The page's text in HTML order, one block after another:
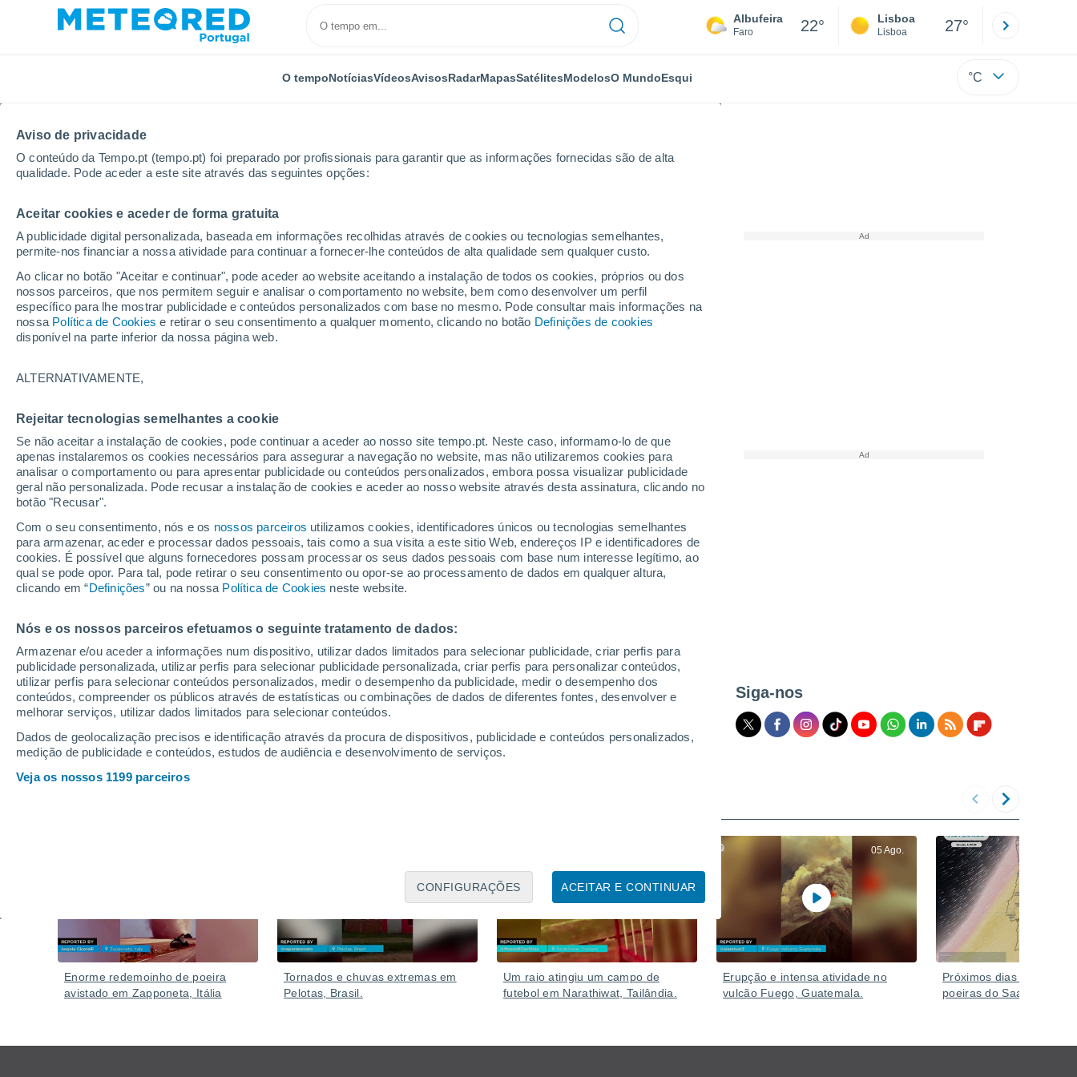
Aviso de privacidade
O conteúdo da Tempo.pt (tempo.pt) foi preparado por profissionais para garantir que as informações fornecidas são de alta
qualidade. Pode aceder a este site através das seguintes opções:
Aceitar cookies e aceder de forma gratuita
A publicidade digital personalizada, baseada em informações recolhidas através de cookies ou tecnologias semelhantes,
permite-nos financiar a nossa atividade para continuar a fornecer-lhe conteúdos de alta qualidade sem qualquer custo.
Ao clicar no botão "Aceitar e continuar", pode aceder ao website aceitando a instalação de todos os cookies, próprios ou dos
nossos parceiros, que nos permitem seguir e analisar o comportamento no website, bem como desenvolver um perfil
específico para lhe mostrar publicidade e conteúdos personalizados com base no mesmo. Pode consultar mais informações na
nossa Política de Cookies e retirar o seu consentimento a qualquer momento, clicando no botão Definições de cookies
disponível na parte inferior da nossa página web.
ALTERNATIVAMENTE,
Rejeitar tecnologias semelhantes a cookie
Se não aceitar a instalação de cookies, pode continuar a aceder ao nosso site tempo.pt. Neste caso, informamo-lo de que
apenas instalaremos os cookies necessários para assegurar a navegação no website, mas não utilizaremos cookies para
analisar o comportamento ou para apresentar publicidade ou conteúdos personalizados, embora possa visualizar publicidade
geral não personalizada. Pode recusar a instalação de cookies e aceder ao nosso website através desta assinatura, clicando no
botão "Recusar".
Com o seu consentimento, nós e os nossos parceiros utilizamos cookies, identificadores únicos ou tecnologias semelhantes
para armazenar, aceder e processar dados pessoais, tais como a sua visita a este sitio Web, endereços IP e identificadores de
cookies. É possível que alguns fornecedores possam processar os seus dados pessoais com base num interesse legítimo, ao
qual se pode opor. Para tal, pode retirar o seu consentimento ou opor-se ao processamento de dados em qualquer altura,
clicando em “Definições” ou na nossa Política de Cookies neste website.
Nós e os nossos parceiros efetuamos o seguinte tratamento de dados:
Armazenar e/ou aceder a informações num dispositivo, utilizar dados limitados para selecionar publicidade, criar perfis para
publicidade personalizada, utilizar perfis para selecionar publicidade personalizada, criar perfis para personalizar conteúdos,
utilizar perfis para selecionar conteúdos personalizados, medir o desempenho da publicidade, medir o desempenho dos
conteúdos, compreender os públicos através de estatísticas ou combinações de dados de diferentes fontes, desenvolver e
melhorar serviços, utilizar dados limitados para selecionar conteúdos.
Dados de geolocalização precisos e identificação através da procura de dispositivos, publicidade e conteúdos personalizados,
medição de publicidade e conteúdos, estudos de audiência e desenvolvimento de serviços.
Veja os nossos 1199 parceiros
ACEITAR E CONTINUAR
CONFIGURAÇÕES
Albufeira
Faro 22° Lisboa
Lisboa 27°
O tempoNotíciasVídeosAvisosRadarMapasSatélitesModelosO MundoEsqui °C
Início Vídeos Deslizamento de terra de grandes proporções em Wayanad, na Índia
Deslizamento de terra de grandes proporções
em Wayanad, na Índia
Este fenómeno é tipicamente desencadeado por chuvas torrenciais contínuas que saturam o solo, aumentando
a pressão da água nos poros e reduzindo drasticamente o atrito interno e a coesão do terreno.
Siga-nos
Enorme redemoinho de poeira
avistado em Zapponeta, Itália
Tornados e chuvas extremas em
Pelotas, Brasil.
Um raio atingiu um campo de
futebol em Narathiwat, Tailândia.
05 Ago.
Erupção e intensa atividade no
vulcão Fuego, Guatemala.
Próximos dias com mais
poeiras do Saara e